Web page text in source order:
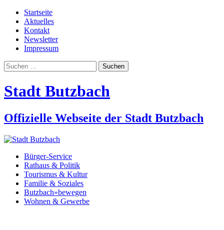
Startseite
Aktuelles
Kontakt
Newsletter
Impressum
Suchen
nach:
Stadt Butzbach
Offizielle Webseite der Stadt Butzbach
Bürger-Service
Rathaus & Politik
Tourismus & Kultur
Familie & Soziales
Butzbach»bewegen
Wohnen & Gewerbe